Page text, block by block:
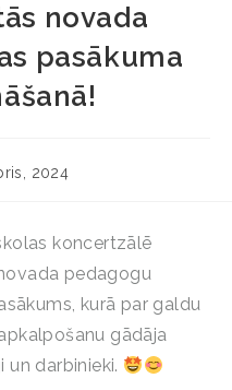
novada
pasākuma
2024
koncertzālē
novada pedagogu
kurā par galdu
gādāja
un darbinieki.